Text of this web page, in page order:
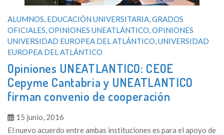
ALUMNOS EDUCACIÓN UNIVERSITARIA GRADOS
OFICIALES OPINIONES UNEATLÁNTICO OPINIONES
UNIVERSIDAD EUROPEA DEL ATLÁNTICO UNIVERSIDAD
EUROPEA DEL ATLÁNTICO
Opiniones UNEATLANTICO: CEOE
Cepyme Cantabria y UNEATLANTICO
firman convenio de cooperación
15 junio, 2016
El nuevo acuerdo entre ambas instituciones es para el apoyo de